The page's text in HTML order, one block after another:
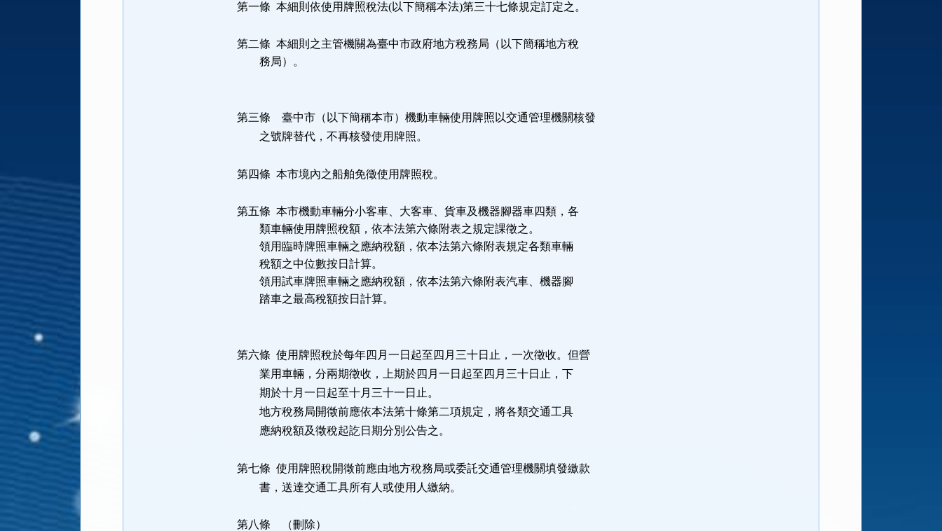
第一條 本細則依使用牌照稅法(以下簡稱本法)第三十七條規定訂定之。
第二條 本細則之主管機關為臺中市政府地方稅務局（以下簡稱地方稅
務局）。
第三條 臺中市（以下簡稱本市）機動車輛使用牌照以交通管理機關核發
之號牌替代，不再核發使用牌照。
第四條 本市境內之船舶免徵使用牌照稅。
第五條 本市機動車輛分小客車、大客車、貨車及機器腳器車四類，各
類車輛使用牌照稅額，依本法第六條附表之規定課徵之。
領用臨時牌照車輛之應納稅額，依本法第六條附表規定各類車輛
稅額之中位數按日計算。
領用試車牌照車輛之應納稅額，依本法第六條附表汽車、機器腳
踏車之最高稅額按日計算。
第六條 使用牌照稅於每年四月一日起至四月三十日止，一次徵收。但營
業用車輛，分兩期徵收，上期於四月一日起至四月三十日止，下
期於十月一日起至十月三十一日止。
地方稅務局開徵前應依本法第十條第二項規定，將各類交通工具
應納稅額及徵稅起訖日期分別公告之。
第七條 使用牌照稅開徵前應由地方稅務局或委託交通管理機關填發繳款
書，送達交通工具所有人或使用人繳納。
第八條 （刪除）